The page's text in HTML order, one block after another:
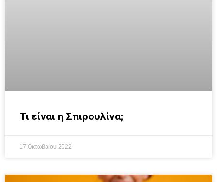
Τι είναι η Σπιρουλίνα;
17 Οκτωβρίου 2022